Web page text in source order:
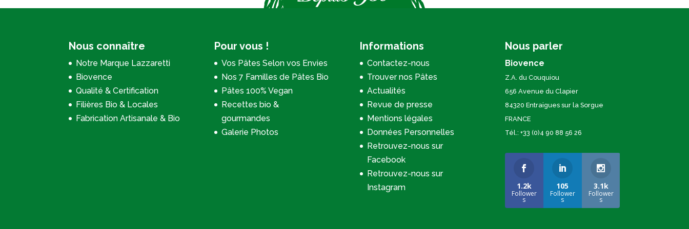
Nous connaître
Notre Marque Lazzaretti
Biovence
Qualité & Certification
Filières Bio & Locales
Fabrication Artisanale & Bio
Pour vous !
Vos Pâtes Selon vos Envies
Nos 7 Familles de Pâtes Bio
Pâtes 100% Vegan
Recettes bio &
gourmandes
Galerie Photos
Informations
Contactez-nous
Trouver nos Pâtes
Actualités
Revue de presse
Mentions légales
Données Personnelles
Retrouvez-nous sur
Facebook
Retrouvez-nous sur
Instagram
Nous parler
Biovence
Z.A. du Couquiou
656 Avenue du Clapier
84320 Entraigues sur la Sorgue
FRANCE
Tél.: +33 (0)4 90 88 56 26
1.2k
Follower
s
105
Follower
s
3.1k
Follower
s